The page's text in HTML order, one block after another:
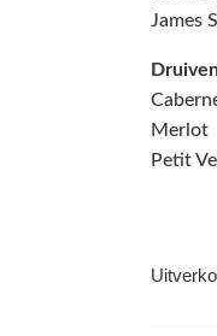
James
Merlot
Petit